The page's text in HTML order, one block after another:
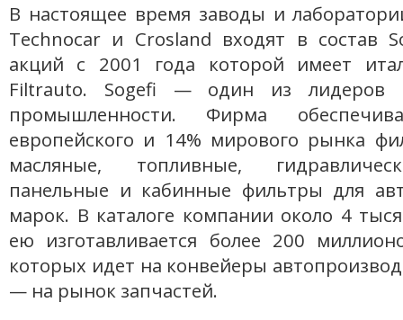
В настоящее время заводы и
Technocar и Crosland входят в состав
акций с 2001 года которой имеет
Filtrauto. Sogefi — один из лидеров
промышленности. Фирма
европейского и 14% мирового рынка
масляные, топливные,
панельные и кабинные фильтры для
марок. В каталоге компании около 4
ею изготавливается более 200
которых идет на конвейеры
— на рынок запчастей.